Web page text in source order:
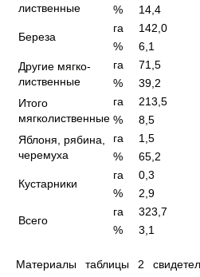
лиственные
%
14,4
Береза
га 142,0
%
6,1
Другие мягко-
лиственные
га 71,5
%
39,2
Итого
мягколиственные
га 213,5
%
8,5
Яблоня, рябина,
черемуха
га 1,5
%
65,2
Кустарники
га 0,3
%
2,9
Всего
га 323,7
%
3,1
Материалы таблицы 2